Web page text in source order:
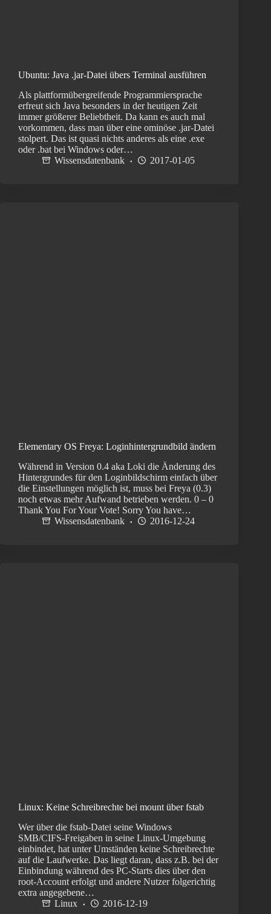
Ubuntu: Java .jar-Datei übers Terminal ausführen
Als plattformübergreifende Programmiersprache
erfreut sich Java besonders in der heutigen Zeit
immer größerer Beliebtheit. Da kann es auch mal
vorkommen, dass man über eine ominöse .jar-Datei
stolpert. Das ist quasi nichts anderes als eine .exe
oder .bat bei Windows oder…
Wissensdatenbank
2017-01-05
Elementary OS Freya: Loginhintergrundbild ändern
Während in Version 0.4 aka Loki die Änderung des
Hintergrundes für den Loginbildschirm einfach über
die Einstellungen möglich ist, muss bei Freya (0.3)
noch etwas mehr Aufwand betrieben werden. 0 – 0
Thank You For Your Vote! Sorry You have…
Wissensdatenbank
2016-12-24
Linux: Keine Schreibrechte bei mount über fstab
Wer über die fstab-Datei seine Windows
SMB/CIFS-Freigaben in seine Linux-Umgebung
einbindet, hat unter Umständen keine Schreibrechte
auf die Laufwerke. Das liegt daran, dass z.B. bei der
Einbindung während des PC-Starts dies über den
root-Account erfolgt und andere Nutzer folgerichtig
extra angegebene…
Linux
2016-12-19